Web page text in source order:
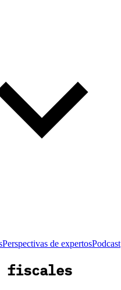
Perspectivas de expertosPodcast
fiscales